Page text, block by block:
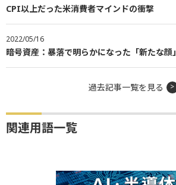
CPI以上だった米消費者マインドの衝撃
2022/05/16
暗号資産：暴落で明らかになった「新たな顔」
過去記事一覧を見る
関連用語一覧